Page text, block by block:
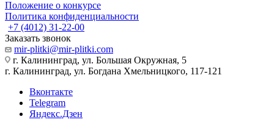
Положение о конкурсе
Политика конфиденциальности
+7 (4012) 31-22-00
Заказать звонок
mir-plitki@mir-plitki.com
г. Калининград, ул. Большая Окружная, 5
г. Калининград, ул. Богдана Хмельницкого, 117-121
Вконтакте
Telegram
Яндекс.Дзен